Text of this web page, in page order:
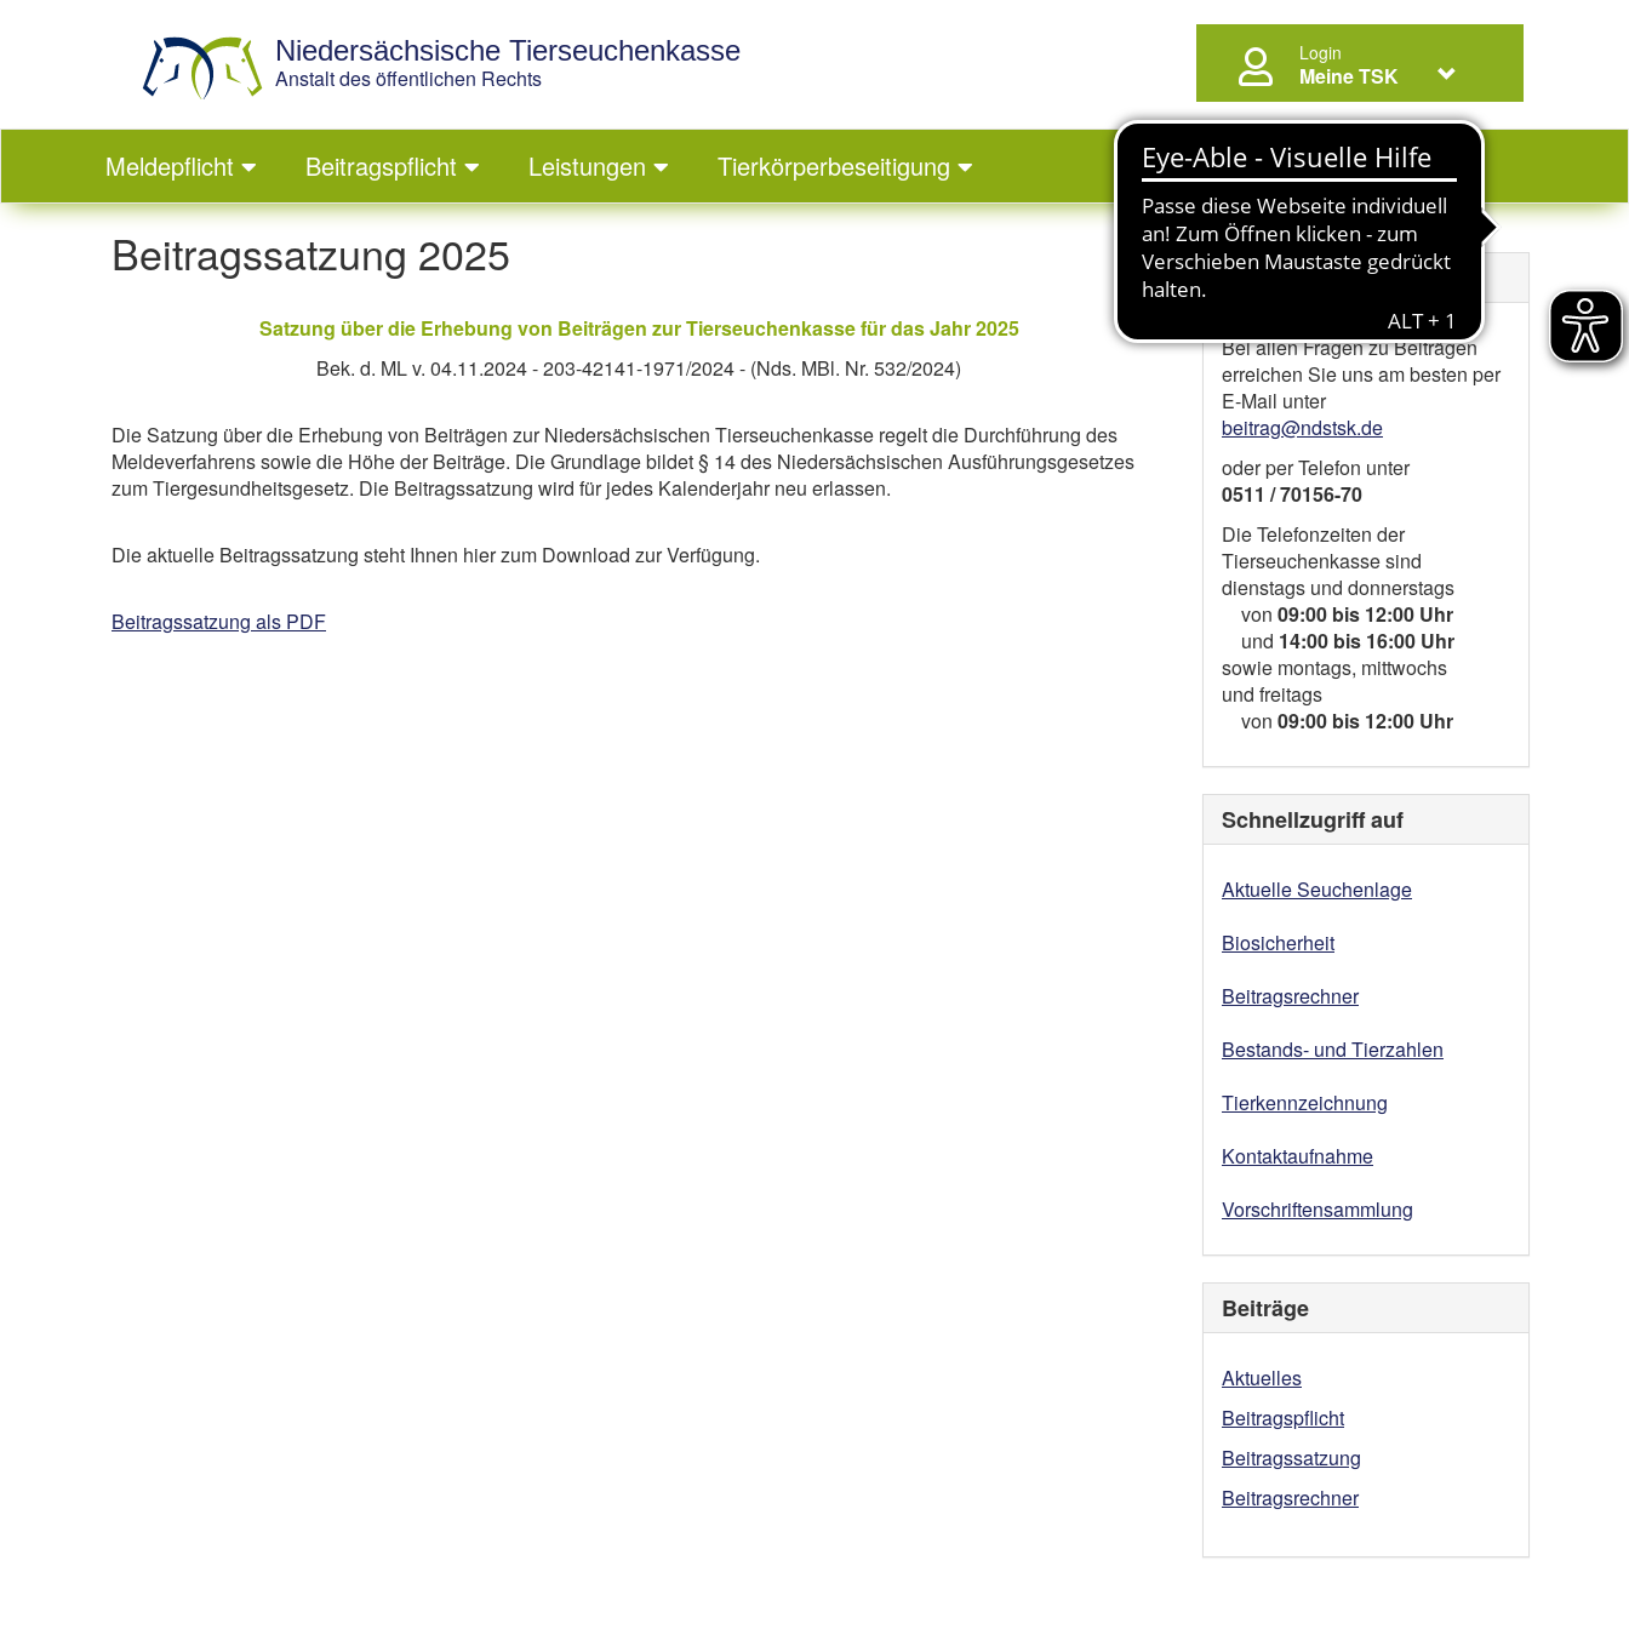
Niedersächsische Tierseuchenkasse
Anstalt des öffentlichen Rechts
Login
Meine TSK
Meldepflicht Beitragspflicht Leistungen Tierkörperbeseitigung
Beitragssatzung 2025
Satzung über die Erhebung von Beiträgen zur Tierseuchenkasse für das Jahr 2025
Bek. d. ML v. 04.11.2024 - 203-42141-1971/2024 - (Nds. MBl. Nr. 532/2024)
Die Satzung über die Erhebung von Beiträgen zur Niedersächsischen Tierseuchenkasse regelt die Durchführung des
Meldeverfahrens sowie die Höhe der Beiträge. Die Grundlage bildet § 14 des Niedersächsischen Ausführungsgesetzes
zum Tiergesundheitsgesetz. Die Beitragssatzung wird für jedes Kalenderjahr neu erlassen.
Die aktuelle Beitragssatzung steht Ihnen hier zum Download zur Verfügung.
Beitragssatzung als PDF
Kontaktinformation
Bei allen Fragen zu Beiträgen
erreichen Sie uns am besten per
E-Mail unter
beitrag@ndstsk.de
oder per Telefon unter
0511 / 70156-70
Die Telefonzeiten der
Tierseuchenkasse sind
dienstags und donnerstags
von 09:00 bis 12:00 Uhr
und 14:00 bis 16:00 Uhr
sowie montags, mittwochs
und freitags
von 09:00 bis 12:00 Uhr
Schnellzugriff auf
Aktuelle Seuchenlage
Biosicherheit
Beitragsrechner
Bestands- und Tierzahlen
Tierkennzeichnung
Kontaktaufnahme
Vorschriftensammlung
Beiträge
Aktuelles
Beitragspflicht
Beitragssatzung
Beitragsrechner